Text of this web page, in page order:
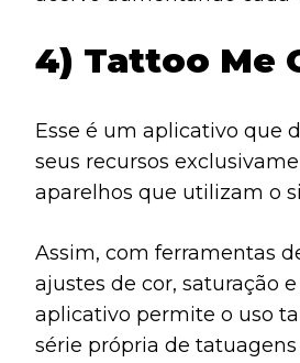
4) Tattoo Me
Esse é um aplicativo que
seus recursos
aparelhos que utilizam o
Assim, com ferramentas
ajustes de cor, saturação
aplicativo permite o uso
série própria de